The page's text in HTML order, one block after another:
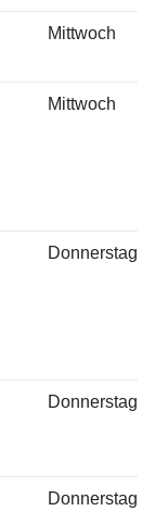
Mittwoch
Mittwoch
Donnerstag
Donnerstag
Donnerstag